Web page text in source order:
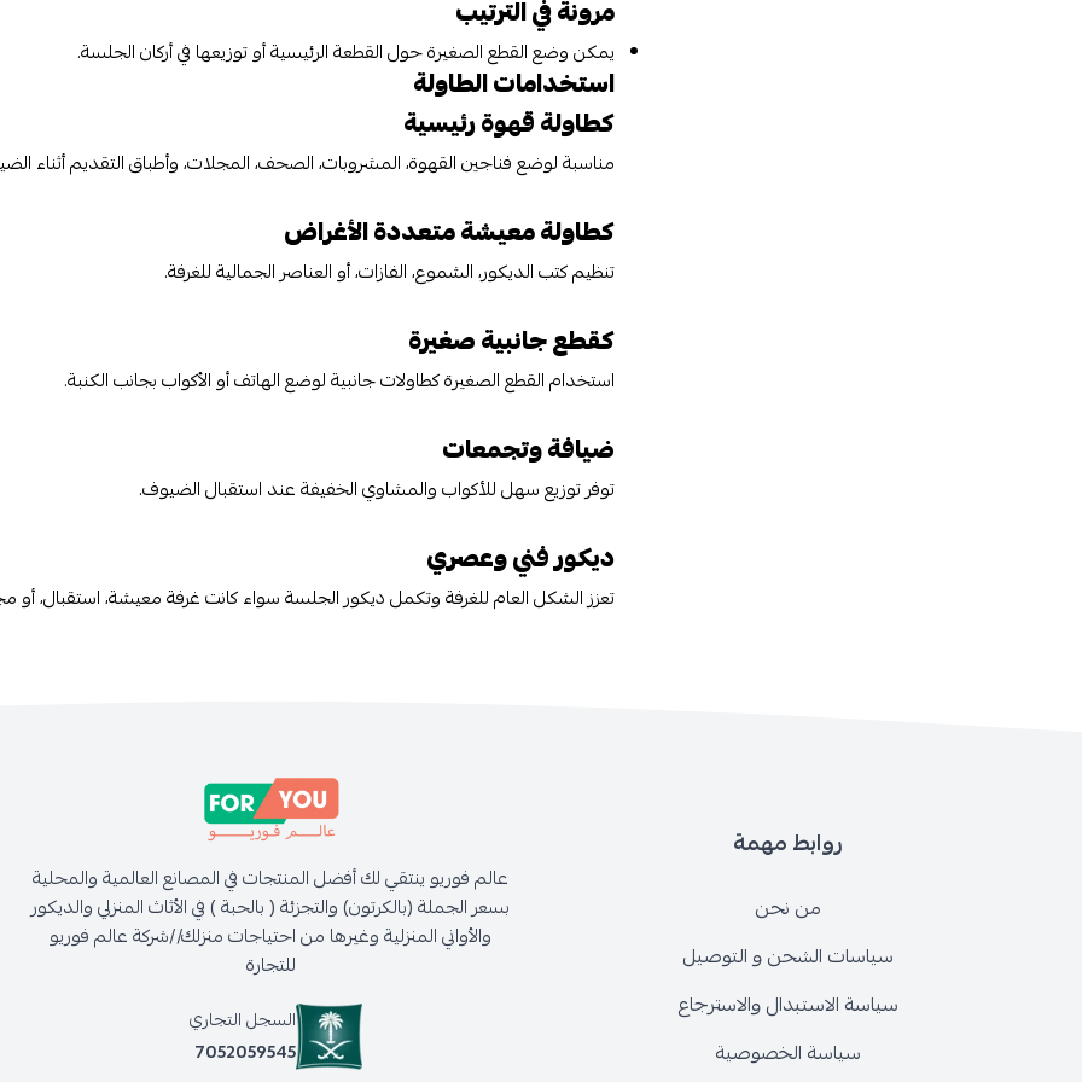
مرونة في الترتيب
يمكن وضع القطع الصغيرة حول القطعة الرئيسية أو توزيعها في أركان الجلسة.
استخدامات الطاولة
كطاولة قهوة رئيسية
مناسبة لوضع فناجين القهوة، المشروبات، الصحف، المجلات، وأطباق التقديم أثناء
كطاولة معيشة متعددة الأغراض
تنظيم كتب الديكور، الشموع، الفازات، أو العناصر الجمالية للغرفة.
كقطع جانبية صغيرة
استخدام القطع الصغيرة كطاولات جانبية لوضع الهاتف أو الأكواب بجانب الكنبة.
ضيافة وتجمعات
توفر توزيع سهل للأكواب والمشاوي الخفيفة عند استقبال الضيوف.
ديكور فني وعصري
تعزز الشكل العام للغرفة وتكمل ديكور الجلسة سواء كانت غرفة معيشة، استقبال،
روابط مهمة
من نحن
سياسات الشحن و التوصيل
سياسة الاستبدال والاسترجاع
سياسة الخصوصية
عالم فوريو ينتقي لك أفضل المنتجات في المصانع العالمية والمحلية
بسعر الجملة (بالكرتون) والتجزئة ( بالحبة ) في الأثاث المنزلي والديكور
والأواني المنزلية وغيرها من احتياجات منزلك//شركة عالم فوريو
للتجارة
السجل التجاري
7052059545